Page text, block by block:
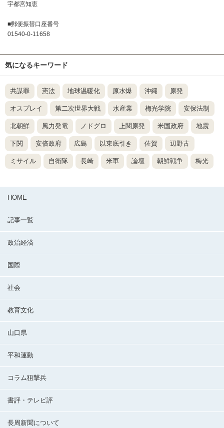
宇都宮知恵
■郵便振替口座番号
01540-0-11658
気になるキーワード
共謀罪 憲法 地球温暖化 原水爆 沖縄 原発
オスプレイ 第二次世界大戦 水産業 梅光学院 安保法制
北朝鮮 風力発電 ノドグロ 上関原発 米国政府 地震
下関 安倍政府 広島 以東底引き 佐賀 辺野古
ミサイル 自衛隊 長崎 米軍 論壇 朝鮮戦争 梅光
HOME
記事一覧
政治経済
国際
社会
教育文化
山口県
平和運動
コラム狙撃兵
書評・テレビ評
長周新聞について